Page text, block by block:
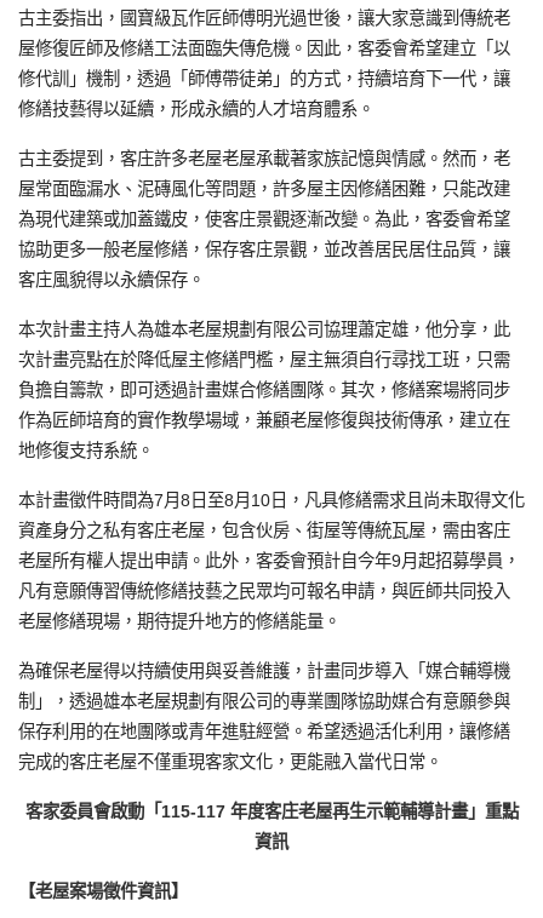
古主委指出，國寶級瓦作匠師傅明光過世後，讓大家意識到傳統老
屋修復匠師及修繕工法面臨失傳危機。因此，客委會希望建立「以
修代訓」機制，透過「師傅帶徒弟」的方式，持續培育下一代，讓
修繕技藝得以延續，形成永續的人才培育體系。
古主委提到，客庄許多老屋老屋承載著家族記憶與情感。然而，老
屋常面臨漏水、泥磚風化等問題，許多屋主因修繕困難，只能改建
為現代建築或加蓋鐵皮，使客庄景觀逐漸改變。為此，客委會希望
協助更多一般老屋修繕，保存客庄景觀，並改善居民居住品質，讓
客庄風貌得以永續保存。
本次計畫主持人為雄本老屋規劃有限公司協理蕭定雄，他分享，此
次計畫亮點在於降低屋主修繕門檻，屋主無須自行尋找工班，只需
負擔自籌款，即可透過計畫媒合修繕團隊。其次，修繕案場將同步
作為匠師培育的實作教學場域，兼顧老屋修復與技術傳承，建立在
地修復支持系統。
本計畫徵件時間為7月8日至8月10日，凡具修繕需求且尚未取得文化
資產身分之私有客庄老屋，包含伙房、街屋等傳統瓦屋，需由客庄
老屋所有權人提出申請。此外，客委會預計自今年9月起招募學員，
凡有意願傳習傳統修繕技藝之民眾均可報名申請，與匠師共同投入
老屋修繕現場，期待提升地方的修繕能量。
為確保老屋得以持續使用與妥善維護，計畫同步導入「媒合輔導機
制」，透過雄本老屋規劃有限公司的專業團隊協助媒合有意願參與
保存利用的在地團隊或青年進駐經營。希望透過活化利用，讓修繕
完成的客庄老屋不僅重現客家文化，更能融入當代日常。
客家委員會啟動「 115-117 年度客庄老屋再生示範輔導計畫」重點
資訊
【老屋案場徵件資訊】